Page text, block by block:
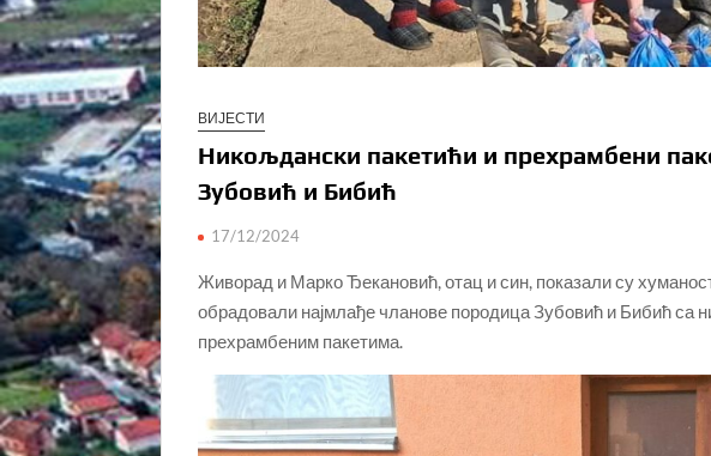
ВИЈЕСТИ
Никољдански пакетићи и прехрамбени
Зубовић и Бибић
17/12/2024
Живорад и Марко Ђекановић, отац и син, показали су
обрадовали најмлађе чланове породица Зубовић и Бибић са
прехрамбеним пакетима.